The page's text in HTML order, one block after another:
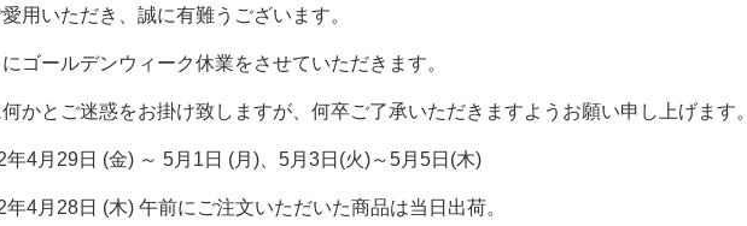
用いただき、誠に有難うございます。
ゴールデンウィーク休業をさせていただきます。
かとご迷惑をお掛け致しますが、何卒ご了承いただきますようお願い申し上げます。
4月29日 (金) ～ 5月1日 (月)、5月3日(火)～5月5日(木)
4月28日 (木) 午前にご注文いただいた商品は当日出荷。